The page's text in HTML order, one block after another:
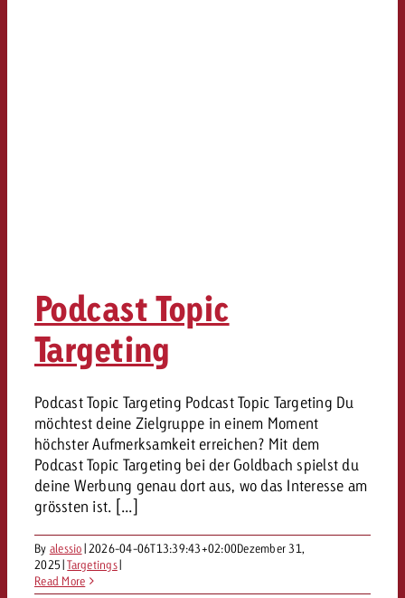
Podcast Topic
Targeting
Podcast Topic Targeting Podcast Topic Targeting Du
möchtest deine Zielgruppe in einem Moment
höchster Aufmerksamkeit erreichen? Mit dem
Podcast Topic Targeting bei der Goldbach spielst du
deine Werbung genau dort aus, wo das Interesse am
grössten ist. [...]
By alessio| 2026-04-06T13:39:43+02:00Dezember 31,
2025|Targetings|
Read More